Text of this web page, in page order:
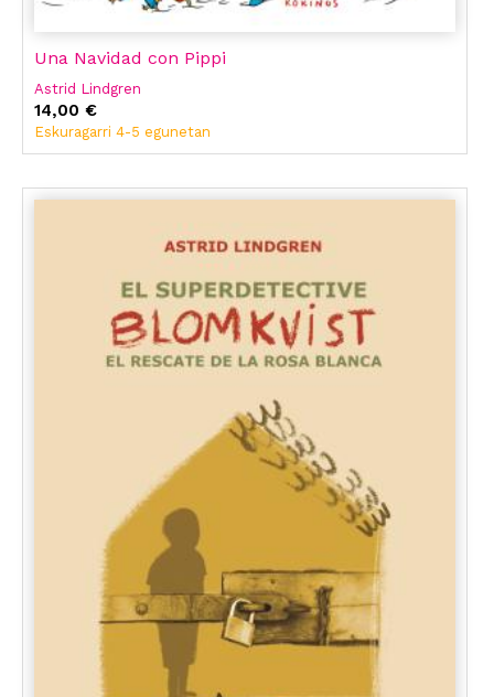
Una Navidad con Pippi
Astrid Lindgren
14,00 €
Eskuragarri 4-5 egunetan